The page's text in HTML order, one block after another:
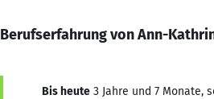
Berufserfahrung von Ann-
Bis heute 3 Jahre und 7 Monate,